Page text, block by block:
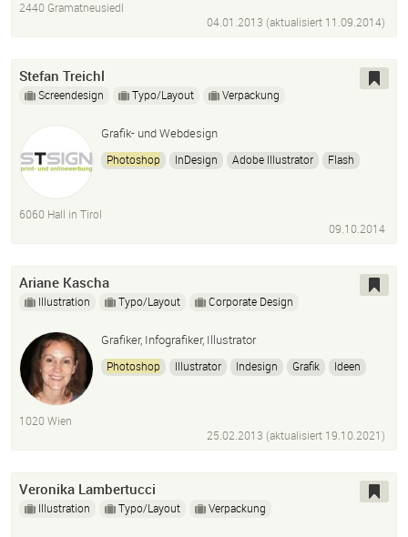
2440 Gramatneusiedl
04.01.2013 (aktualisiert 11.09.2014)
Stefan Treichl
Screendesign Typo/Layout Verpackung
Grafik- und Webdesign
Photoshop InDesign Adobe Illustrator
Flash
6060 Hall in Tirol
09.10.2014
Ariane Kascha
Illustration Typo/Layout Corporate Design
Grafiker, Infografiker, Illustrator
Photoshop Illustrator Indesign Grafik
Ideen
1020 Wien
25.02.2013 (aktualisiert 19.10.2021)
Veronika Lambertucci
Illustration Typo/Layout Verpackung